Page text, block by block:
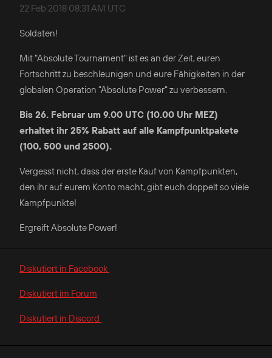
22 Feb 2018 08:31 AM UTC
Soldaten!
Mit "Absolute Tournament" ist es an der Zeit, euren
Fortschritt zu beschleunigen und eure Fähigkeiten in der
globalen Operation "Absolute Power" zu verbessern.
Bis 26. Februar um 9.00 UTC (10.00 Uhr MEZ)
erhaltet ihr 25% Rabatt auf alle Kampfpunktpakete
(100, 500 und 2500).
Vergesst nicht, dass der erste Kauf von Kampfpunkten,
den ihr auf eurem Konto macht, gibt euch doppelt so viele
Kampfpunkte!
Ergreift Absolute Power!
Diskutiert in Facebook
Diskutiert im Forum
Diskutiert in Discord